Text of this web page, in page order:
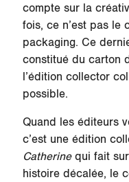
compte sur la
fois, ce n’est pas le
packaging. Ce
constitué du carton
l’édition collector
possible.
Quand les éditeurs
c’est une édition
Catherinequi fait
histoire décalée, le